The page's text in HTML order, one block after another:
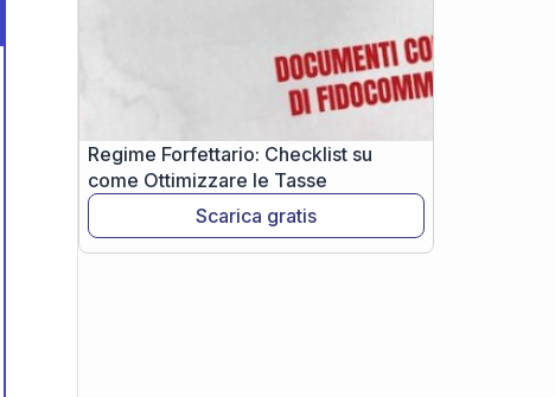
Regime Forfettario: Checklist su
come Ottimizzare le Tasse
Scarica gratis